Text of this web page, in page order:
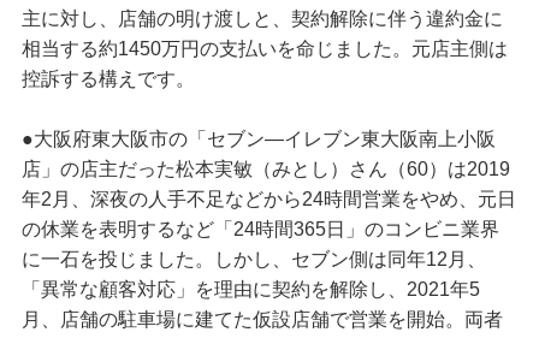
主に対し、店舗の明け渡しと、契約解除に伴う違約金に
相当する約1450万円の支払いを命じました。元店主側は
控訴する構えです。
●大阪府東大阪市の「セブン―イレブン東大阪南上小阪
店」の店主だった松本実敏（みとし）さん（60）は2019
年2月、深夜の人手不足などから24時間営業をやめ、元日
の休業を表明するなど「24時間365日」のコンビニ業界
に一石を投じました。しかし、セブン側は同年12月、
「異常な顧客対応」を理由に契約を解除し、2021年5
月、店舗の駐車場に建てた仮設店舗で営業を開始。両者